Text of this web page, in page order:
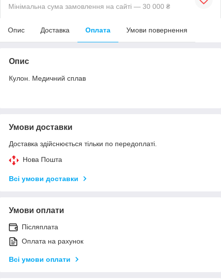
Мінімальна сума замовлення на сайті — 30 000 ₴
Опис Доставка Оплата Умови повернення
Опис
Кулон. Медичний сплав
Умови доставки
Доставка здійснюється тільки по передоплаті.
Нова Пошта
Всі умови доставки
Умови оплати
Післяплата
Оплата на рахунок
Всі умови оплати